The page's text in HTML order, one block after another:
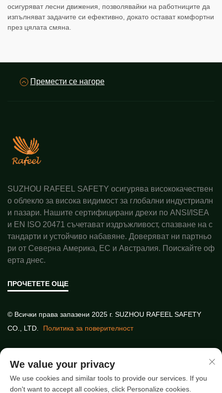
осигуряват лесни движения, позволявайки на работниците да
изпълняват задачите си ефективно, докато остават комфортни
през цялата смяна.
Премести се нагоре
SUZHOU RAFEEL SAFETY осигурява висококачествен
о облекло за висока видимост за глобални индустриалн
и пазари. Нашите сертифицирани дрехи по ANSI/ISEA
и EN ISO 20471 съчетават издръжливост, спазване на с
тандарти и устойчиво набавяне. Доверяват ни партньо
ри от Северна Америка, ЕС и Австралия. Поискайте оф
ерта днес.
ПРОЧЕТЕТЕ ОЩЕ
© Всички права запазени 2025 г. SUZHOU RAFEEL SAFETY
CO., LTD.
Политика за поверителност
We value your privacy
We use cookies and similar tools to provide our services. If you
don't want to accept all cookies, click Personalize cookies.